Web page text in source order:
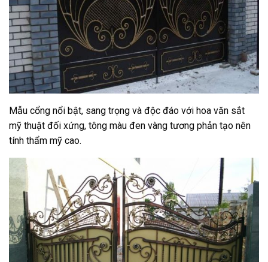
Mẫu cổng nổi bật, sang trọng và độc đáo với hoa văn sắt
mỹ thuật đối xứng, tông màu đen vàng tương phản tạo nên
tính thẩm mỹ cao.